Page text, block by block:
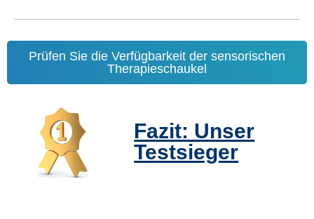
Prüfen Sie die Verfügbarkeit der sensorischen
Therapieschaukel
Fazit: Unser
Testsieger